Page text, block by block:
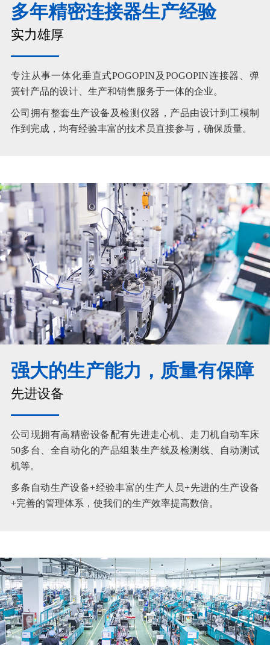
多年精密连接器生产经验
实力雄厚
专注从事一体化垂直式POGOPIN及POGOPIN连接器、弹
簧针产品的设计、生产和销售服务于一体的企业。
公司拥有整套生产设备及检测仪器，产品由设计到工模制
作到完成，均有经验丰富的技术员直接参与，确保质量。
强大的生产能力，质量有保障
先进设备
公司现拥有高精密设备配有先进走心机、走刀机自动车床
50多台、全自动化的产品组装生产线及检测线、自动测试
机等。
多条自动生产设备+经验丰富的生产人员+先进的生产设备
+完善的管理体系，使我们的生产效率提高数倍。